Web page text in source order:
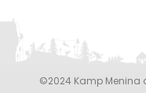
©2024 Kamp Menina